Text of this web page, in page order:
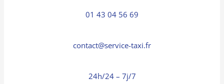
01 43 04 56 69
contact@service-taxi.fr
24h/24 – 7j/7